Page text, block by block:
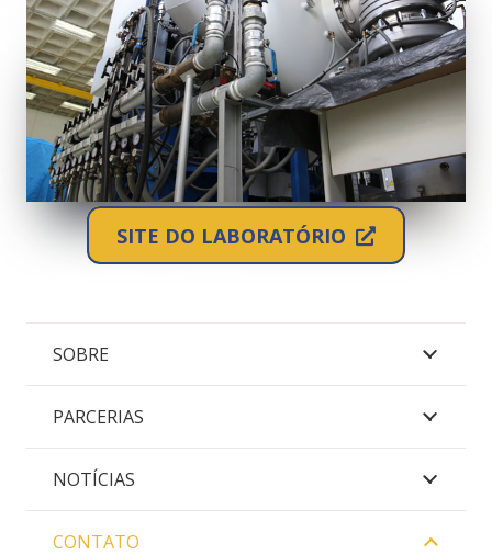
SITE DO LABORATÓRIO
SOBRE
PARCERIAS
NOTÍCIAS
CONTATO